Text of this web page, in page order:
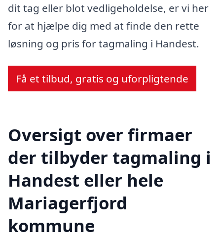
dit tag eller blot vedligeholdelse, er vi her
for at hjælpe dig med at finde den rette
løsning og pris for tagmaling i Handest.
Få et tilbud, gratis og uforpligtende
Oversigt over firmaer
der tilbyder tagmaling i
Handest eller hele
Mariagerfjord
kommune